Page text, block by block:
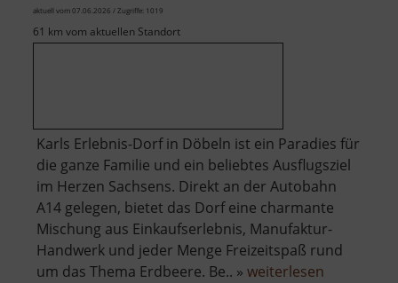
aktuell vom 07.06.2026 / Zugriffe: 1019
61 km vom aktuellen Standort
Karls Erlebnis-Dorf in Döbeln ist ein Paradies für
die ganze Familie und ein beliebtes Ausflugsziel
im Herzen Sachsens. Direkt an der Autobahn
A14 gelegen, bietet das Dorf eine charmante
Mischung aus Einkaufserlebnis, Manufaktur-
Handwerk und jeder Menge Freizeitspaß rund
um das Thema Erdbeere. Be.. » weiterlesen